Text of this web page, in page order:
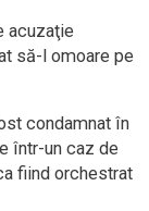
acuzaţie
să-l omoare pe
condamnat în
într-un caz de
fiind orchestrat